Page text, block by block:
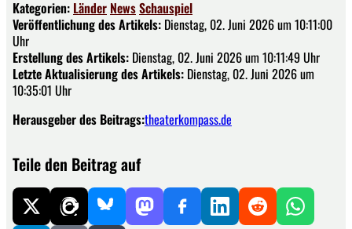
Kategorien: Länder NewsSchauspiel
Veröffentlichung des Artikels: Dienstag, 02. Juni 2026 um 10:11:00
Uhr
Erstellung des Artikels: Dienstag, 02. Juni 2026 um 10:11:49 Uhr
Letzte Aktualisierung des Artikels: Dienstag, 02. Juni 2026 um
10:35:01 Uhr
Herausgeber des Beitrags:theaterkompass.de
Teile den Beitrag auf